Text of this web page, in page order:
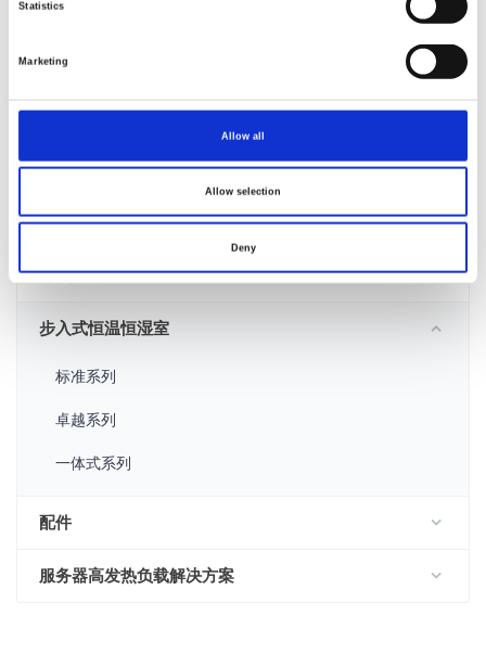
Statistics
Marketing
Allow all
Allow selection
Deny
恒温恒湿箱
快速温变箱
冷热冲击试验箱
步入式恒温恒湿室
标准系列
卓越系列
一体式系列
配件
服务器高发热负载解决方案